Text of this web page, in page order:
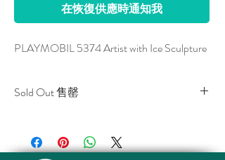
在恢復供應時通知我
PLAYMOBIL 5374 Artist with Ice Sculpture
Sold Out 售罄
該貨品已全部售罄。